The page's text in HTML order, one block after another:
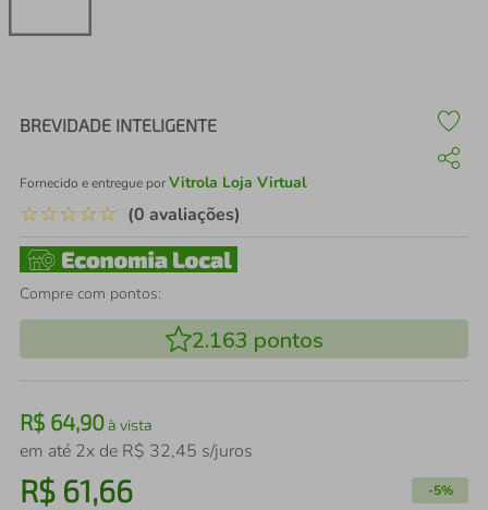
BREVIDADE INTELIGENTE
Fornecido e entregue porVitrola Loja Virtual
☆☆☆☆☆ (0 avaliações)
Compre com pontos:
2.163 pontos
R$ 64,90à vista
em até 2x de R$ 32,45 s/juros
R$ 61,66 -5%